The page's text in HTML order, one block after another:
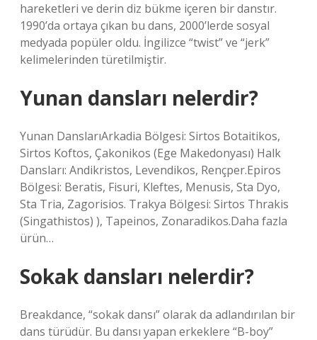
hareketleri ve derin diz bükme içeren bir danstır.
1990’da ortaya çıkan bu dans, 2000’lerde sosyal
medyada popüler oldu. İngilizce “twist” ve “jerk”
kelimelerinden türetilmiştir.
Yunan dansları nelerdir?
Yunan DanslarıArkadia Bölgesi: Sirtos Botaitikos,
Sirtos Koftos, Çakonikos (Ege Makedonyası) Halk
Dansları: Andikristos, Levendikos, Rençper.Epiros
Bölgesi: Beratis, Fisuri, Kleftes, Menusis, Sta Dyo,
Sta Tria, Zagorisios. Trakya Bölgesi: Sirtos Thrakis
(Singathistos) ), Tapeinos, Zonaradikos.Daha fazla
ürün…
Sokak dansları nelerdir?
Breakdance, “sokak dansı” olarak da adlandırılan bir
dans türüdür. Bu dansı yapan erkeklere “B-boy”